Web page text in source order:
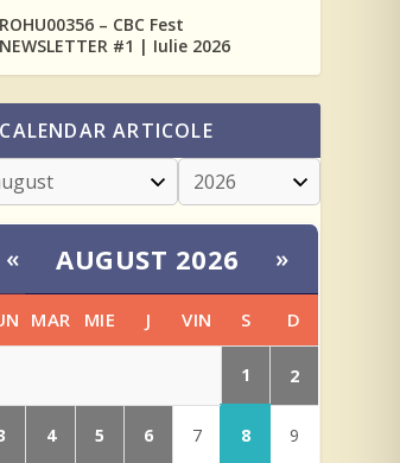
ROHU00356 – CBC Fest
NEWSLETTER #1 | Iulie 2026
CALENDAR ARTICOLE
« AUGUST 2026 »
MAR MIE J VIN S D
1 2
4 5 6 7 8 9